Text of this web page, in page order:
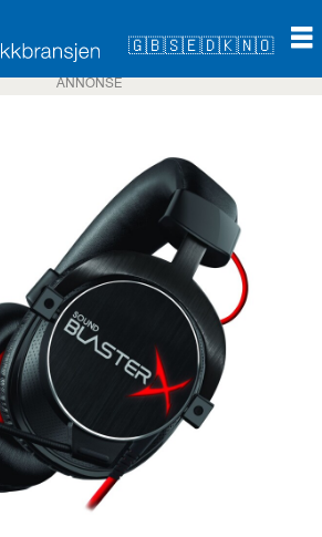
🇬🇧🇸🇪🇩🇰🇳🇴
ANNONSE